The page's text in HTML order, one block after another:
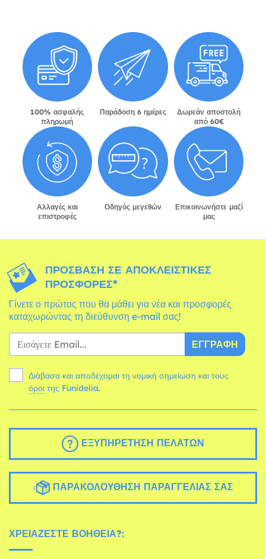
100% ασφαλής
πληρωμή
Παράδοση 6 ημέρες
Δωρεάν αποστολή
από 60€
Αλλαγές και
επιστροφές
Οδηγός μεγεθών
Επικοινωνήστε μαζί
μας
ΠΡΌΣΒΑΣΗ ΣΕ ΑΠΟΚΛΕΙΣΤΙΚΈΣ
ΠΡΟΣΦΟΡΈΣ*
Γίνετε ο πρώτος που θα μάθει για νέα και προσφορές
καταχωρώντας τη διεύθυνση e-mail σας!
ΕΓΓΡΑΦΉ
Διάβασα και αποδέχομαι τη νομική σημείωση και τους
όροι της Funidelia.
ΕΞΥΠΗΡΈΤΗΣΗ ΠΕΛΑΤΏΝ
ΠΑΡΑΚΟΛΟΎΘΗΣΗ ΠΑΡΑΓΓΕΛΊΑΣ ΣΑΣ
ΧΡΕΙΆΖΕΣΤΕ ΒΟΉΘΕΙΑ?: